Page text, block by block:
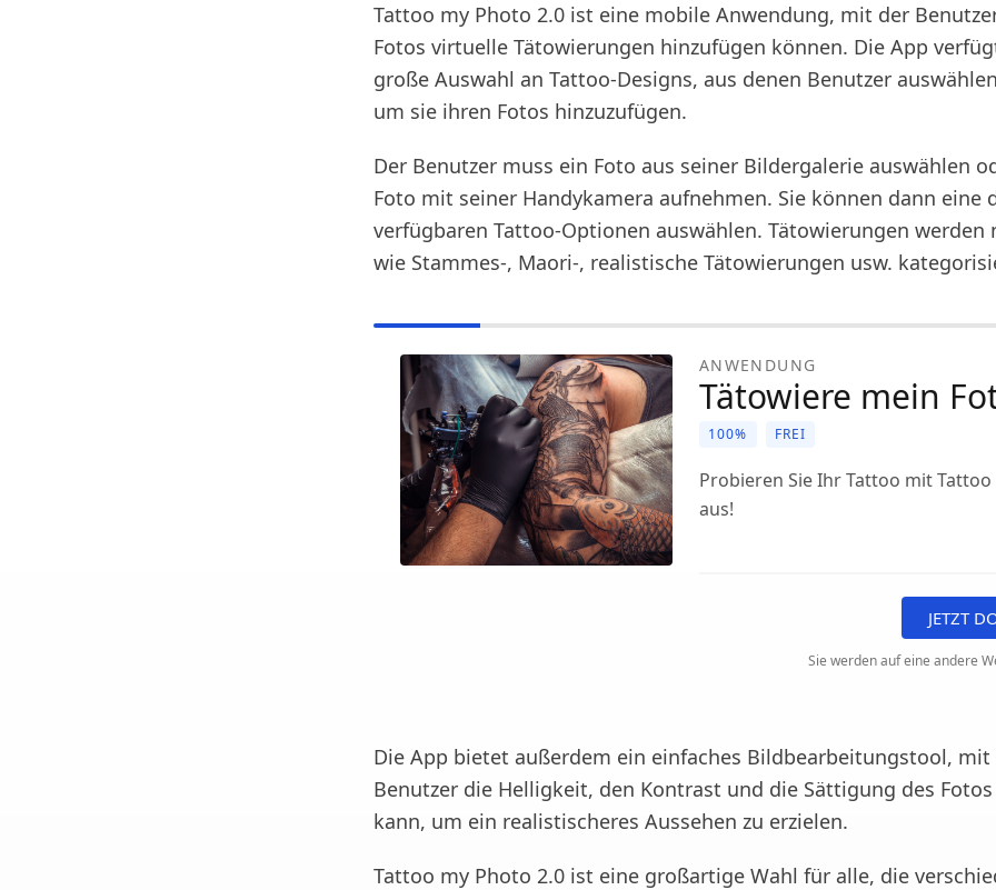
Tattoo my Photo 2.0 ist eine mobile Anwendung, mit der
Fotos virtuelle Tätowierungen hinzufügen können. Die App
große Auswahl an Tattoo-Designs, aus denen Benutzer
um sie ihren Fotos hinzuzufügen.
Der Benutzer muss ein Foto aus seiner Bildergalerie auswählen
Foto mit seiner Handykamera aufnehmen. Sie können dann eine
verfügbaren Tattoo-Optionen auswählen. Tätowierungen werden
wie Stammes-, Maori-, realistische Tätowierungen usw.
ANWENDUNG
Tätowiere mein
100% FREI
Probieren Sie Ihr Tattoo mit
aus!
JETZT
Sie werden auf eine andere
Die App bietet außerdem ein einfaches Bildbearbeitungstool, mit
Benutzer die Helligkeit, den Kontrast und die Sättigung des Fotos
kann, um ein realistischeres Aussehen zu erzielen.
Tattoo my Photo 2.0 ist eine großartige Wahl für alle, die